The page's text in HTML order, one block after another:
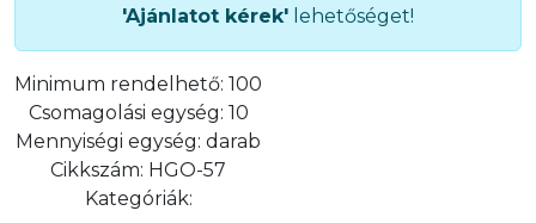
'Ajánlatot kérek' lehetőséget!
Minimum rendelhető: 100
Csomagolási egység: 10
Mennyiségi egység: darab
Cikkszám: HGO-57
Kategóriák: